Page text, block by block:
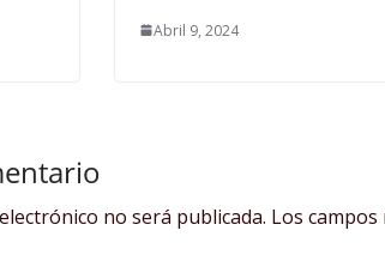
Abril 9, 2024
no será publicada. Los